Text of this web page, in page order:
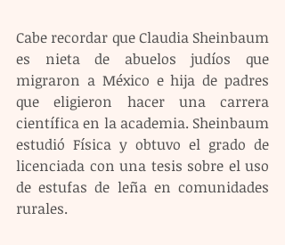
Cabe recordar que Claudia Sheinbaum
es nieta de abuelos judíos que
migraron a México e hija de padres
que eligieron hacer una carrera
científica en la academia. Sheinbaum
estudió Física y obtuvo el grado de
licenciada con una tesis sobre el uso
de estufas de leña en comunidades
rurales.